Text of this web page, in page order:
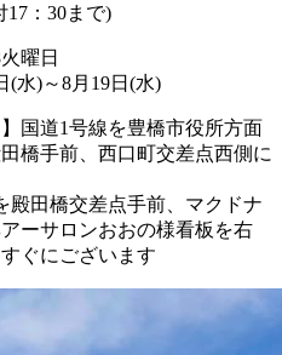
17：30まで)
曜日
(水)～8月19日(水)
】国道1号線を豊橋市役所方面
橋手前、西口町交差点西側に
殿田橋交差点手前、マクドナ
ーサロンおおの様看板を右
ぐにございます